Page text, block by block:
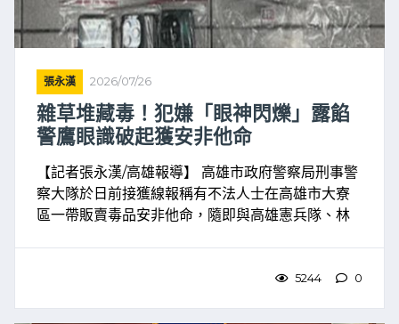
張永漢 2026/07/26
雜草堆藏毒！犯嫌「眼神閃爍」露餡
警鷹眼識破起獲安非他命
【記者張永漢/高雄報導】 高雄市政府警察局刑事警
察大隊於日前接獲線報稱有不法人士在高雄市大寮
區一帶販賣毒品安非他命，隨即與高雄憲兵隊、林
5244 0